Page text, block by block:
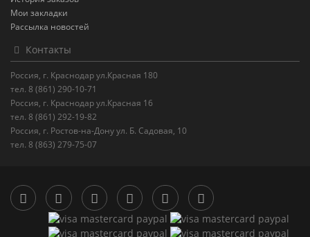
Мои закладки
Рассылка новостей
Контакты
Россия, г. Краснодар ул.Красная 180
тел. 8 (861) 290-10-71
Россия, г. Краснодар ул.Красная 16
тел. 8 (861) 292-19-82
Россия, г. Ростов-на-Дону ул. Б. Садовая, 10
тел. 8 (863) 279-75-07